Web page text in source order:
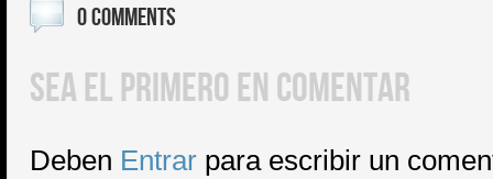
0 COMMENTS
SEA EL PRIMERO EN COMENTAR
Deben Entrar para escribir un